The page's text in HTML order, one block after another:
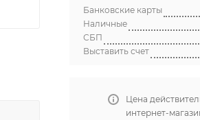
Банковские карты
Наличные
СБП
Выставить счет
Цена
интернет-